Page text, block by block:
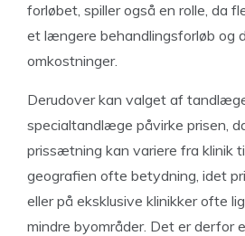
forløbet, spiller også en rolle, da
et længere behandlingsforløb og
omkostninger.
Derudover kan valget af
specialtandlæge påvirke prisen,
prissætning kan variere fra klinik
geografien ofte betydning, idet
eller på eksklusive klinikker ofte
mindre byområder. Det er derfor